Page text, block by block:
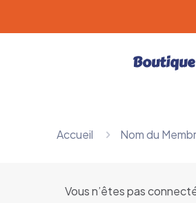
Boutique
Accueil Nom du
Vous n’êtes pas